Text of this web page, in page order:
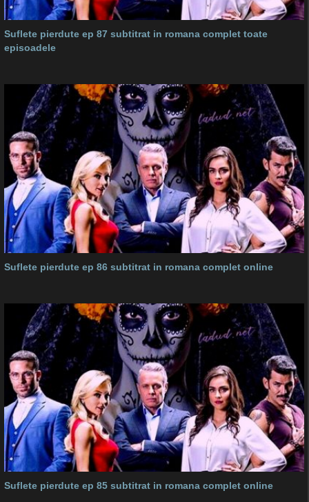
Suflete pierdute ep 87 subtitrat in romana complet toate
episoadele
Suflete pierdute ep 86 subtitrat in romana complet online
Suflete pierdute ep 85 subtitrat in romana complet online